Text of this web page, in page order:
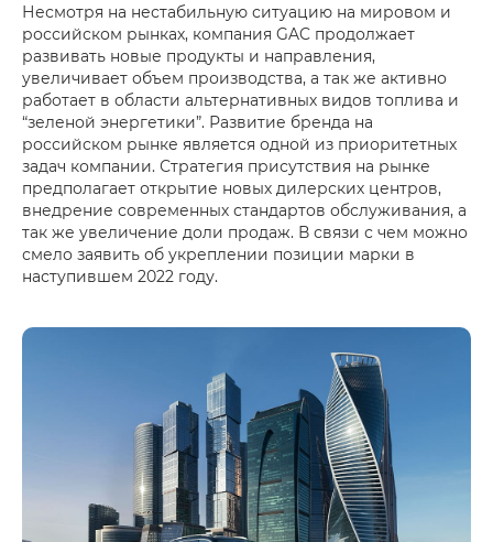
Несмотря на нестабильную ситуацию на мировом и
российском рынках, компания GAC продолжает
развивать новые продукты и направления,
увеличивает объем производства, а так же активно
работает в области альтернативных видов топлива и
“зеленой энергетики”. Развитие бренда на
российском рынке является одной из приоритетных
задач компании. Стратегия присутствия на рынке
предполагает открытие новых дилерских центров,
внедрение современных стандартов обслуживания, а
так же увеличение доли продаж. В связи с чем можно
смело заявить об укреплении позиции марки в
наступившем 2022 году.